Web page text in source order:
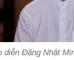
diễn Đặng Nhật